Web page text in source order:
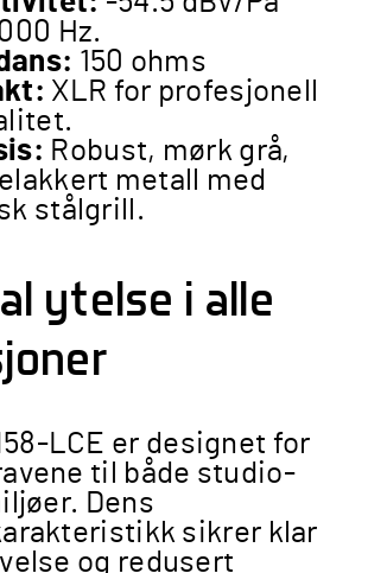
Hz.
150 ohms
XLR for profesjonell
Robust, mørk grå,
metall med
stålgrill​​.
ytelse i alle
LCE er designet for
til både studio-
Dens
sikrer klar
og redusert